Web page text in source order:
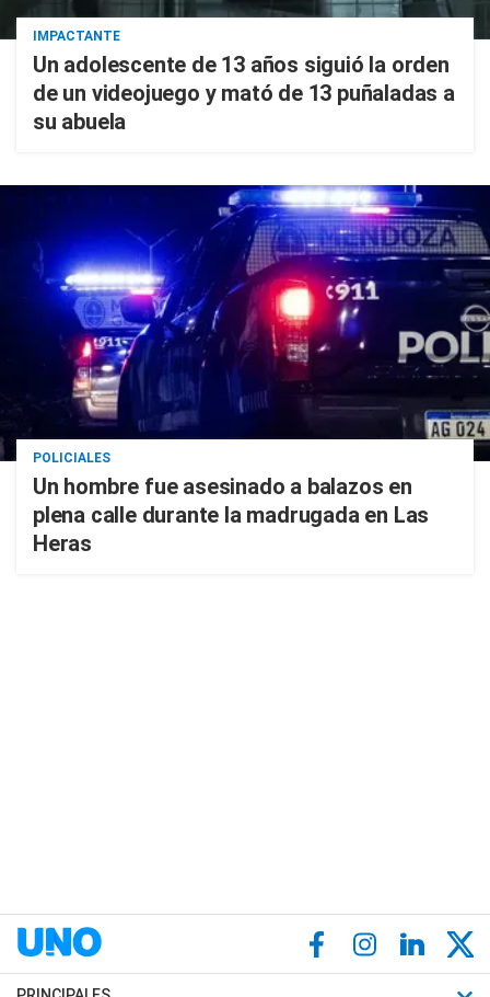
IMPACTANTE
Un adolescente de 13 años siguió la orden
de un videojuego y mató de 13 puñaladas a
su abuela
POLICIALES
Un hombre fue asesinado a balazos en
plena calle durante la madrugada en Las
Heras